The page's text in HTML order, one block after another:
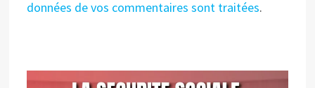
données de vos commentaires sont traitées.